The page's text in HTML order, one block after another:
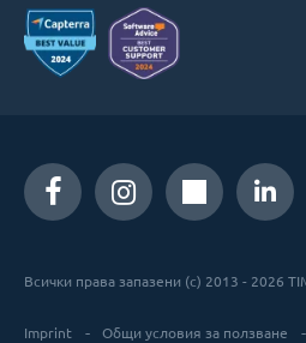
Всички права запазени (c) 2013 - 2026
Imprint Общи условия за ползване